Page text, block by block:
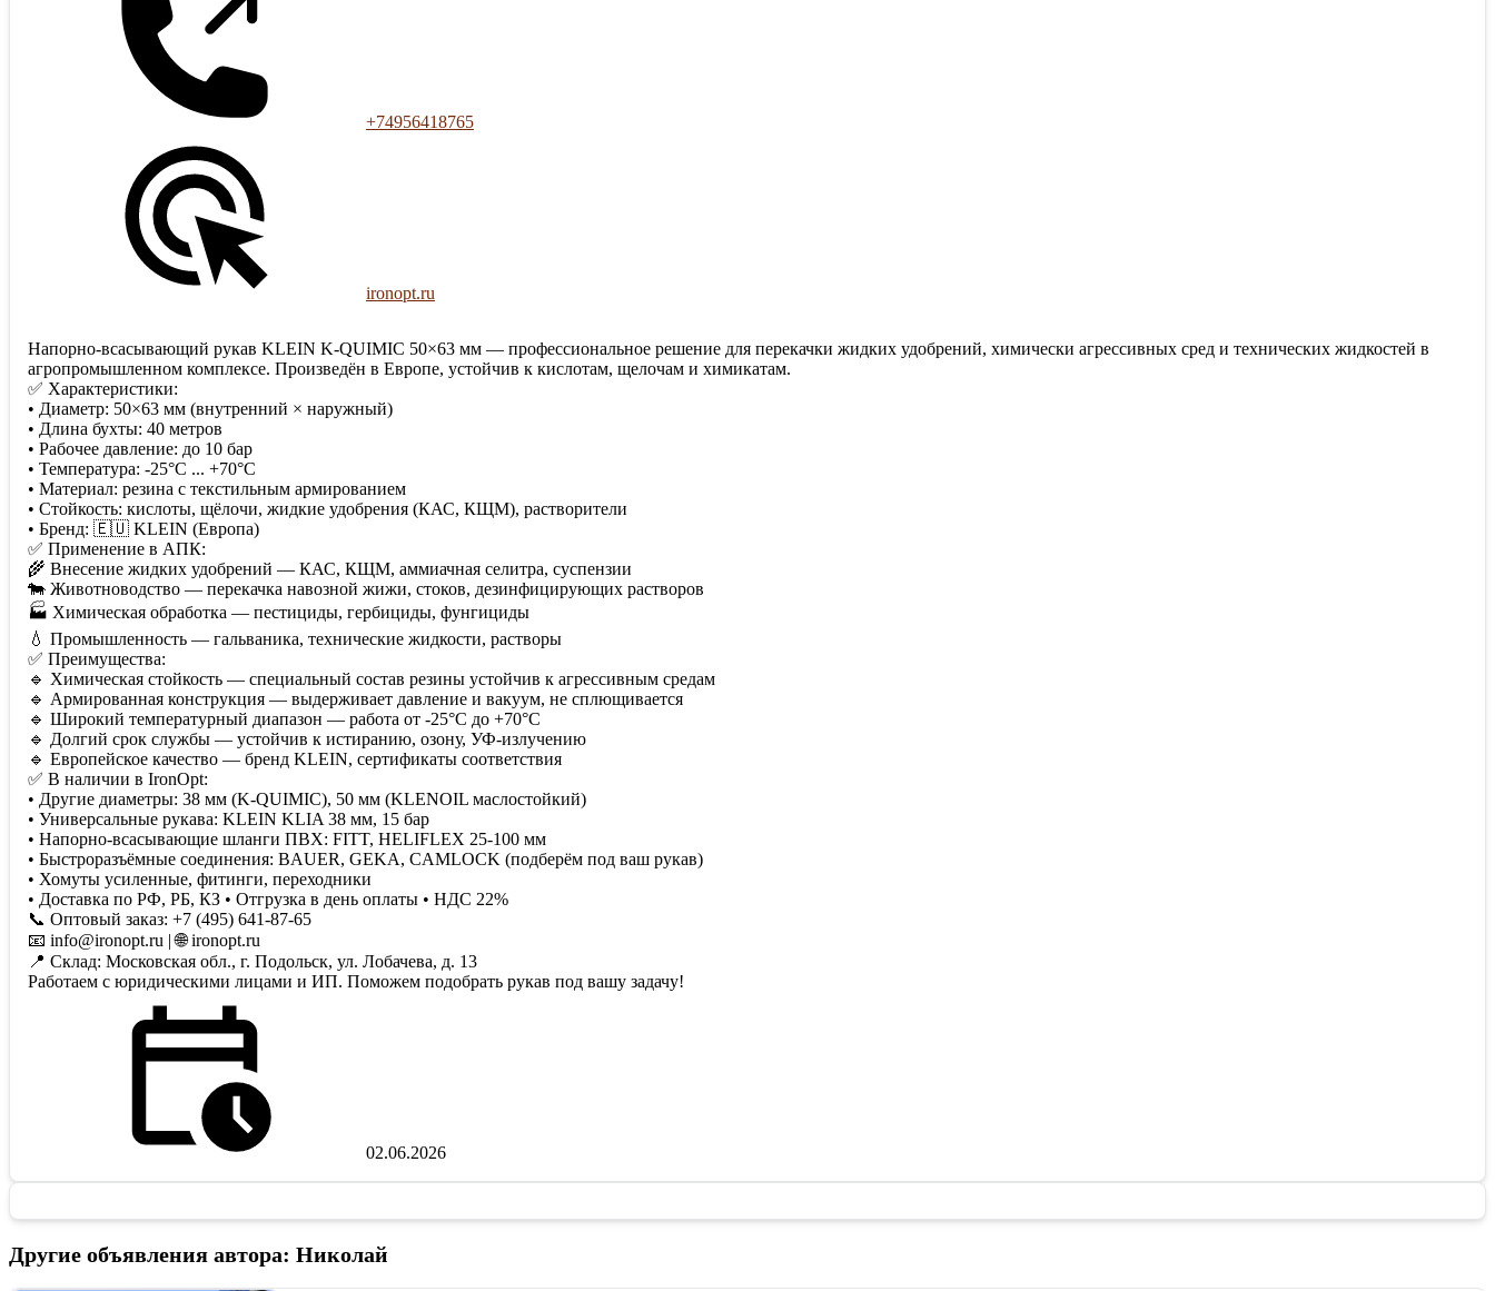
+74956418765
ironopt.ru
Напорно-всасывающий рукав KLEIN K-QUIMIC 50×63 мм — профессиональное решение для перекачки жидких удобрений, химически агрессивных сред и технических жидкостей в
агропромышленном комплексе. Произведён в Европе, устойчив к кислотам, щелочам и химикатам.
✅ Характеристики:
• Диаметр: 50×63 мм (внутренний × наружный)
• Длина бухты: 40 метров
• Рабочее давление: до 10 бар
• Температура: -25°C ... +70°C
• Материал: резина с текстильным армированием
• Стойкость: кислоты, щёлочи, жидкие удобрения (КАС, КЩМ), растворители
• Бренд: 🇪🇺 KLEIN (Европа)
✅ Применение в АПК:
🌾 Внесение жидких удобрений — КАС, КЩМ, аммиачная селитра, суспензии
🐄 Животноводство — перекачка навозной жижи, стоков, дезинфицирующих растворов
🏭 Химическая обработка — пестициды, гербициды, фунгициды
💧 Промышленность — гальваника, технические жидкости, растворы
✅ Преимущества:
🔹 Химическая стойкость — специальный состав резины устойчив к агрессивным средам
🔹 Армированная конструкция — выдерживает давление и вакуум, не сплющивается
🔹 Широкий температурный диапазон — работа от -25°C до +70°C
🔹 Долгий срок службы — устойчив к истиранию, озону, УФ-излучению
🔹 Европейское качество — бренд KLEIN, сертификаты соответствия
✅ В наличии в IronOpt:
• Другие диаметры: 38 мм (K-QUIMIC), 50 мм (KLENOIL маслостойкий)
• Универсальные рукава: KLEIN KLIA 38 мм, 15 бар
• Напорно-всасывающие шланги ПВХ: FITT, HELIFLEX 25-100 мм
• Быстроразъёмные соединения: BAUER, GEKA, CAMLOCK (подберём под ваш рукав)
• Хомуты усиленные, фитинги, переходники
• Доставка по РФ, РБ, КЗ • Отгрузка в день оплаты • НДС 22%
📞 Оптовый заказ: +7 (495) 641-87-65
📧 info@ironopt.ru | 🌐 ironopt.ru
📍 Склад: Московская обл., г. Подольск, ул. Лобачева, д. 13
Работаем с юридическими лицами и ИП. Поможем подобрать рукав под вашу задачу!
02.06.2026
Другие объявления автора: Николай